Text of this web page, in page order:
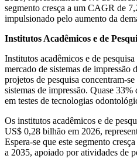
segmento cresça a um CAGR de
impulsionado pelo aumento da
Institutos Acadêmicos e de
Institutos acadêmicos e de
mercado de sistemas de impressão
projetos de pesquisa concentram-
sistemas de impressão. Quase
em testes de tecnologias
Os institutos acadêmicos e de
US$ 0,28 bilhão em 2026,
Espera-se que este segmento
a 2035, apoiado por atividades de